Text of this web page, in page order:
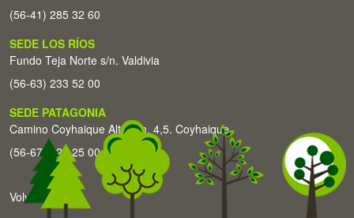
(56-41) 285 32 60
SEDE LOS RÍOS
Fundo Teja Norte s/n. Valdivia
(56-63) 233 52 00
SEDE PATAGONIA
Camino Coyhaique Alto Km. 4,5. Coyhaique
(56-67) 226 25 00
Volver arriba